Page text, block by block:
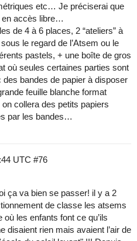
etc… Je préciserai que
en accès libre…
de 4 à 6 places, 2 “ateliers” à
le regard de l’Atsem ou le
pastels, + une boîte de gros
où seules certaines parties sont
bandes de papier à disposer
feuille blanche format
collera des petits papiers
par les bandes…
UTC #76
ça va bien se passer! il y a 2
de classe les atsems
où les enfants font ce qu’ils
disaient rien mais avaient l’air de